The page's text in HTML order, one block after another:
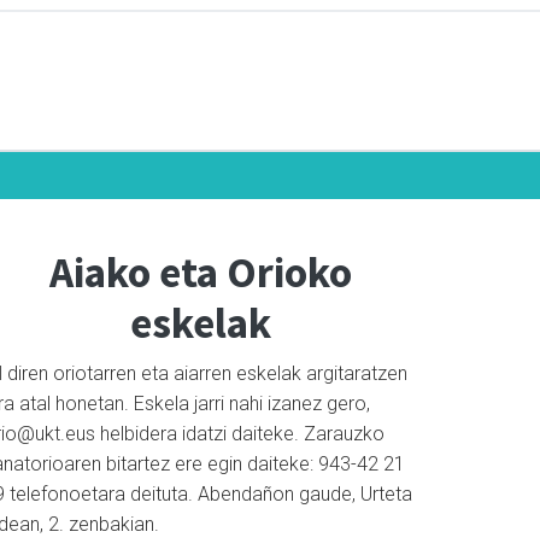
Aiako eta Orioko
eskelak
diren oriotarren eta aiarren eskelak argitaratzen
atal honetan. Eskela jarri nahi izanez gero,
helbidera idatzi daiteke. Zarauzko
bitartez ere egin daiteke: 943-42 21
telefonoetara deituta. Abendañon gaude, Urteta
2. zenbakian.